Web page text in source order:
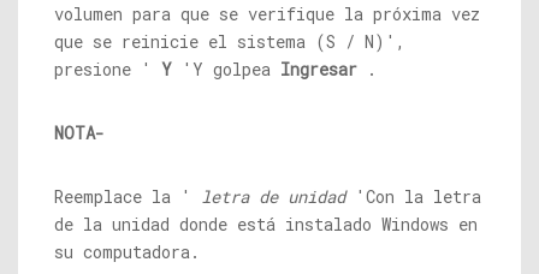
volumen para que se verifique la próxima vez
que se reinicie el sistema (S / N)',
presione ' Y 'Y golpea Ingresar .
NOTA-
Reemplace la ' letra de unidad'Con la letra
de la unidad donde está instalado Windows en
su computadora.